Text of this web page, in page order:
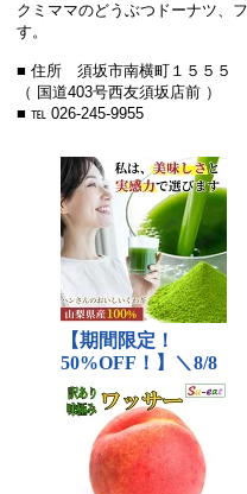
クミママのどうぶつドーナツ、
す。
■ 住所 須坂市南横町１５５５
（ 国道403号西友須坂店前 ）
■ ℡ 026-245-9955